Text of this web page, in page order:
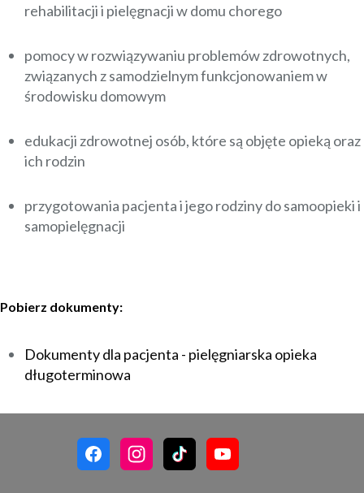
rehabilitacji i pielęgnacji w domu chorego
pomocy w rozwiązywaniu problemów zdrowotnych,
związanych z samodzielnym funkcjonowaniem w
środowisku domowym
edukacji zdrowotnej osób, które są objęte opieką oraz
ich rodzin
przygotowania pacjenta i jego rodziny do samoopieki i
samopielęgnacji
Pobierz dokumenty:
Dokumenty dla pacjenta - pielęgniarska opieka
długoterminowa